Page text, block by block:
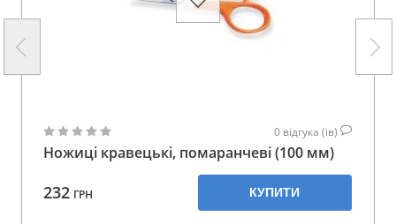
0 відгука (ів)
Ножиці кравецькі, помаранчеві (100 мм)
232 ГРН КУПИТИ